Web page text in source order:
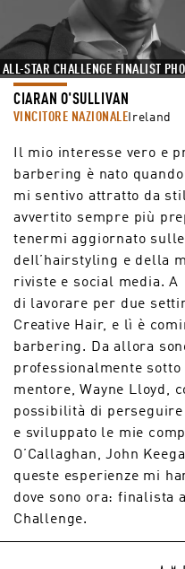
ALL-STAR CHALLENGE FINALIST
CIARAN O'SULLIVAN
VINCITORE NAZIONALEIreland
Il mio interesse vero e
barbering è nato
mi sentivo attratto da
avvertito sempre più
tenermi aggiornato
deIl’hairstyling e della
riviste e social media. A
di lavorare per due
Creative Hair, e lì è
barbering. Da allora
professionalmente
mentore, Wayne Lloyd,
possibilità di
e sviluppato le mie
O’Callaghan, John
queste esperienze mi
dove sono ora: finalista
Challenge.